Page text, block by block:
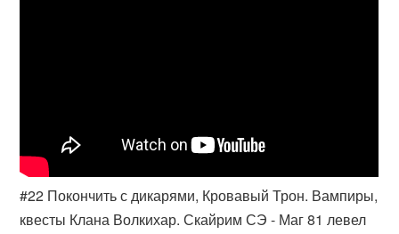
#22 Покончить с дикарями, Кровавый Трон. Вампиры,
квесты Клана Волкихар. Скайрим СЭ - Маг 81 левел